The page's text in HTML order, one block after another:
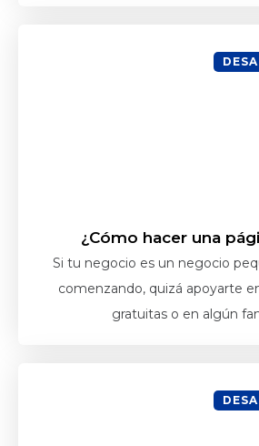
¿Cómo hacer una
Si tu negocio es un negocio
comenzando, quizá apoyarte
gratuitas o en algún